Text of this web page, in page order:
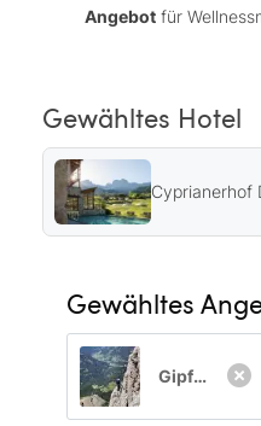
Angebotfür
Gewähltes
Gipfelstürmer
Gewähltes Hotel
Cyprianerhof